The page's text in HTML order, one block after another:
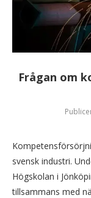
Frågan om
svensk industri.
Högskolan i
tillsammans med